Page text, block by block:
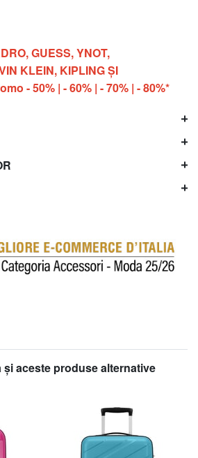
GUESS, YNOT,
KLEIN, KIPLING ŞI
- 50% | - 60% | - 70% | - 80%*
şi aceste produse alternative